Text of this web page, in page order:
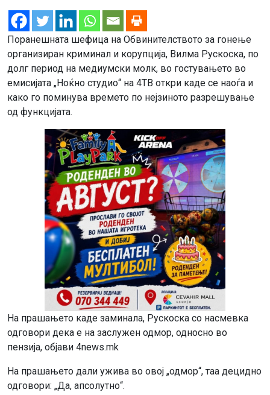
Поранешната шефица на Обвинителството за гонење
организиран криминал и корупција, Вилма Рускоска, по
долг период на медиумски молк, во гостувањето во
емисијата „Ноќно студио“ на 4ТВ откри каде се наоѓа и
како го поминува времето по нејзиното разрешување
од функцијата.
На прашањето каде заминала, Рускоска со насмевка
одговори дека е на заслужен одмор, односно во
пензија, објави 4news.mk
На прашањето дали ужива во овој „одмор“, таа децидно
одговори: „Да, апсолутно“.